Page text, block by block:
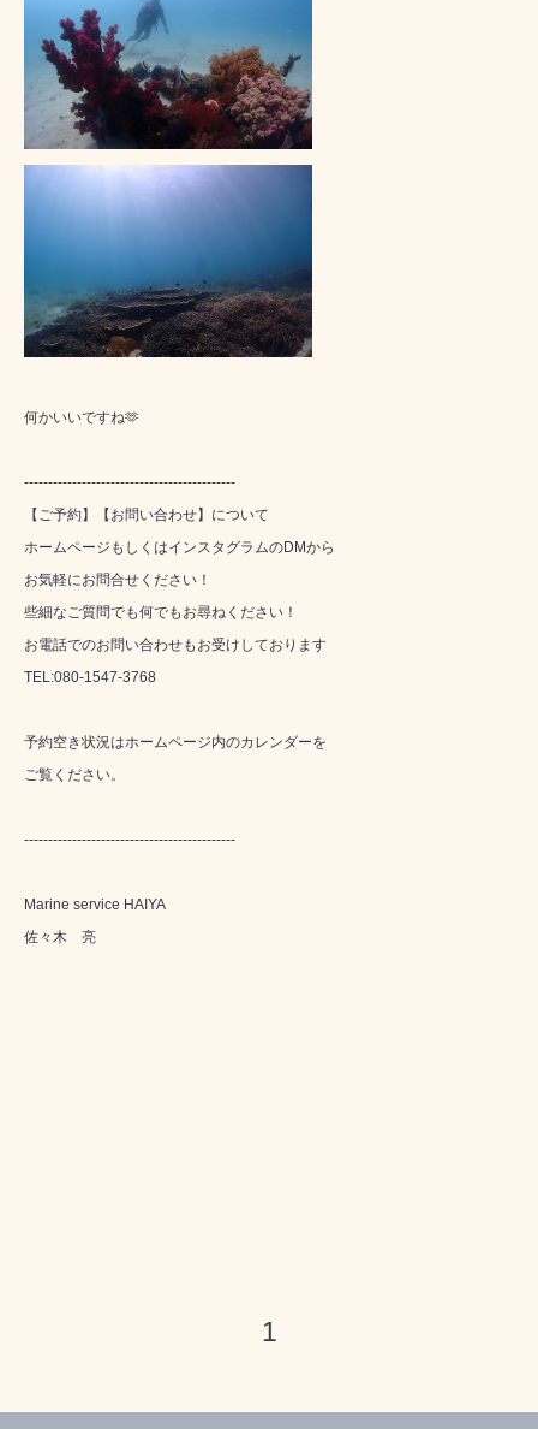
何かいいですね🫶
--------------------------------------------
【ご予約】【お問い合わせ】について
ホームページもしくはインスタグラムのDMから
お気軽にお問合せください！
些細なご質問でも何でもお尋ねください！
お電話でのお問い合わせもお受けしております
TEL:080-1547-3768
予約空き状況はホームページ内のカレンダーを
ご覧ください。
--------------------------------------------
Marine service HAIYA
佐々木 亮
1